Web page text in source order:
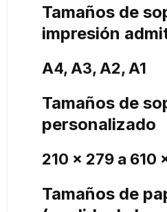
Tamaños de
impresión
A4, A3, A2, A1
Tamaños de
personalizado
210 x 279 a 610
Tamaños de